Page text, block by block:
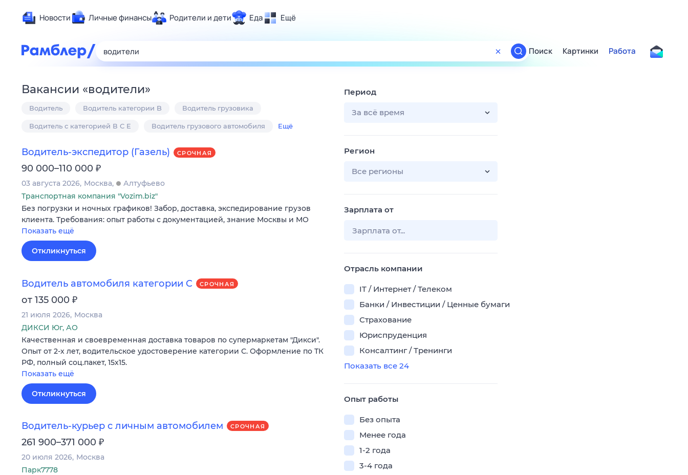
Новости Личные финансы Родители и дети Еда Ещё
Развлечения и отдых
Карьера
Авто
Жизненные ситуации
Поиск
ТВ-программа
Поиск Картинки Работа
Вакансии «водители»
Водитель Водитель категории B Водитель грузовика
Водитель с категорией В С E Водитель грузового автомобиля Ещё
Водитель-экспедитор (Газель) СРОЧНАЯ
90 000–110 000 ₽
03 августа 2026 Москва
Алтуфьево
Транспортная компания "Vozim.biz"
Без погрузки и ночных графиков! Забор, доставка, экспедирование грузов
клиента. Требования: опыт работы с документацией, знание Москвы и МО
Показать ещё
Откликнуться
Водитель автомобиля категории C СРОЧНАЯ
от 135 000 ₽
21 июля 2026 Москва
ДИКСИ Юг, АО
Качественная и своевременная доставка товаров по супермаркетам "Дикси".
Опыт от 2-х лет, водительское удостоверение категории С. Оформление по ТК
РФ, полный соц.пакет, 15х15.
Показать ещё
Откликнуться
Водитель-курьер с личным автомобилем СРОЧНАЯ
261 900–371 000 ₽
20 июля 2026 Москва
Парк7778
Период
За всё время
Регион
Все регионы
Зарплата от
Отрасль компании
IT / Интернет / Телеком
Банки / Инвестиции / Ценные бумаги
Страхование
Юриспруденция
Консалтинг / Тренинги
Показать все 24
Опыт работы
Без опыта
Менее года
1-2 года
3-4 года